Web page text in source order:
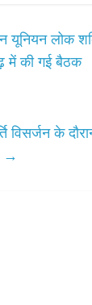
r
यूनियन लोक
में की गई बैठक
विसर्जन के
→